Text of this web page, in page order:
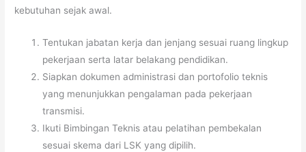
kebutuhan sejak awal.
Tentukan jabatan kerja dan jenjang sesuai ruang lingkup
pekerjaan serta latar belakang pendidikan.
Siapkan dokumen administrasi dan portofolio teknis
yang menunjukkan pengalaman pada pekerjaan
transmisi.
Ikuti Bimbingan Teknis atau pelatihan pembekalan
sesuai skema dari LSK yang dipilih.